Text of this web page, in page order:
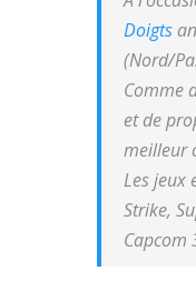
Doigts
(Nord/
Comme
et de
meilleur
Les jeux
Strike,
Capcom